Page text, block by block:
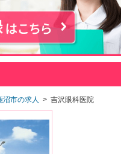
沼市の求人 > 吉沢眼科医院